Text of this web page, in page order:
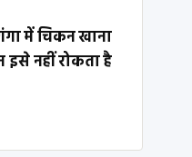
में चिकन खाना
इसे नहीं रोकता है